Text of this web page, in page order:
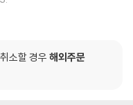
소할 경우 해외주문